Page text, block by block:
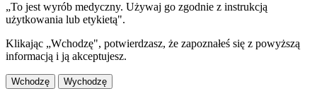
„To jest wyrób medyczny. Używaj go zgodnie z instrukcją
użytkowania lub etykietą".
Klikając „Wchodzę", potwierdzasz, że zapoznałeś się z powyższą
informacją i ją akceptujesz.
Wchodzę Wychodzę